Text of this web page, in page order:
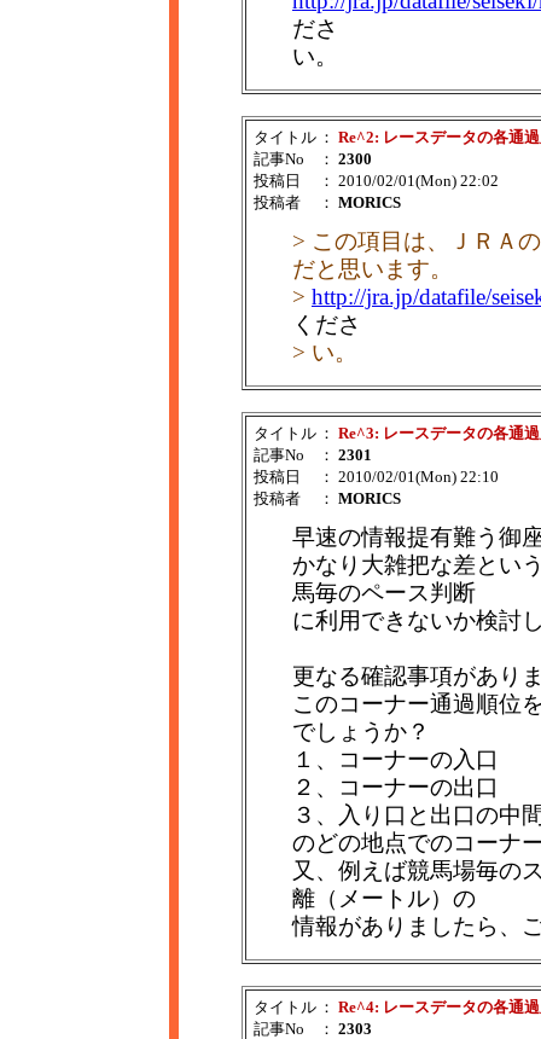
ださ
い。
タイトル ： Re^2: レースデータの各通
記事No
： 2300
投稿日
： 2010/02/01(Mon) 22:02
投稿者
： MORICS
> この項目は、ＪＲＡ
だと思います。
> http://jra.jp/datafile/
くださ
> い。
タイトル ： Re^3: レースデータの各通
記事No
： 2301
投稿日
： 2010/02/01(Mon) 22:10
投稿者
： MORICS
早速の情報提有難う御
かなり大雑把な差とい
馬毎のペース判断
に利用できないか検討
更なる確認事項があり
このコーナー通過順位
でしょうか？
１、コーナーの入口
２、コーナーの出口
３、入り口と出口の中
のどの地点でのコーナ
又、例えば競馬場毎の
離（メートル）の
情報がありましたら、
タイトル ： Re^4: レースデータの各通
記事No
： 2303